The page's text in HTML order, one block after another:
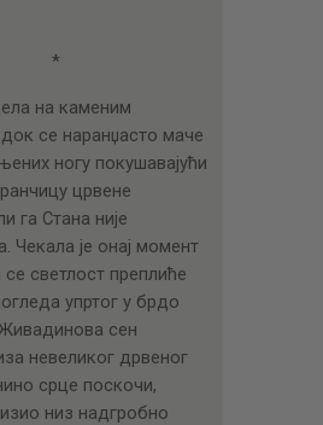
*
на каменим
се наранџасто маче
ногу покушавајући
црвене
га Стана није
Чекала је онај момент
светлост преплиће
упртог у брдо
сен
невеликог дрвеног
срце поскочи,
низ надгробно